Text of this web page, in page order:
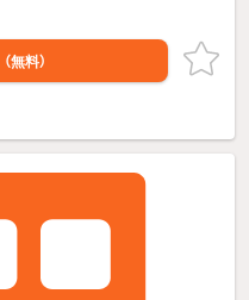
（無料）